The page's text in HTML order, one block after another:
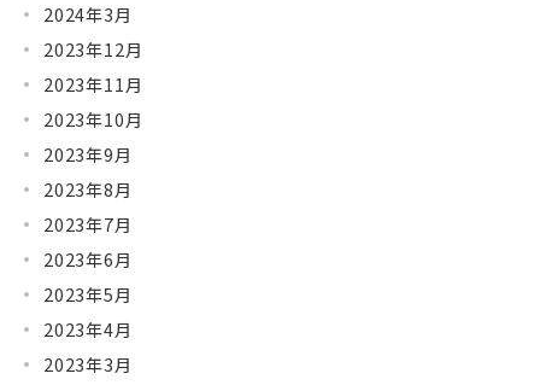
2024年3月
2023年12月
2023年11月
2023年10月
2023年9月
2023年8月
2023年7月
2023年6月
2023年5月
2023年4月
2023年3月